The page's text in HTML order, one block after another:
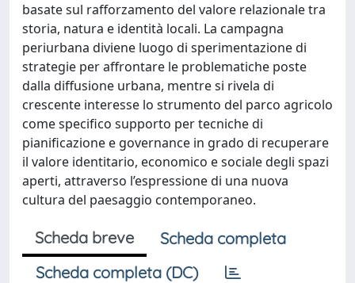
basate sul rafforzamento del valore relazionale tra
storia, natura e identità locali. La campagna
periurbana diviene luogo di sperimentazione di
strategie per affrontare le problematiche poste
dalla diffusione urbana, mentre si rivela di
crescente interesse lo strumento del parco agricolo
come specifico supporto per tecniche di
pianificazione e governance in grado di recuperare
il valore identitario, economico e sociale degli spazi
aperti, attraverso l’espressione di una nuova
cultura del paesaggio contemporaneo.
Scheda breve
Scheda completa
Scheda completa (DC)